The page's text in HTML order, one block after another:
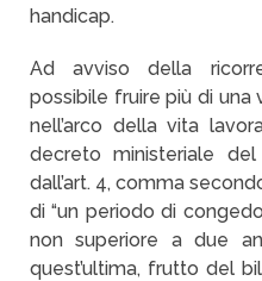
handicap.
Ad avviso della
possibile fruire più di
nell’arco della vita
decreto ministeriale
dall’art. 4, comma
di “un periodo di
non superiore a due
quest’ultima, frutto del